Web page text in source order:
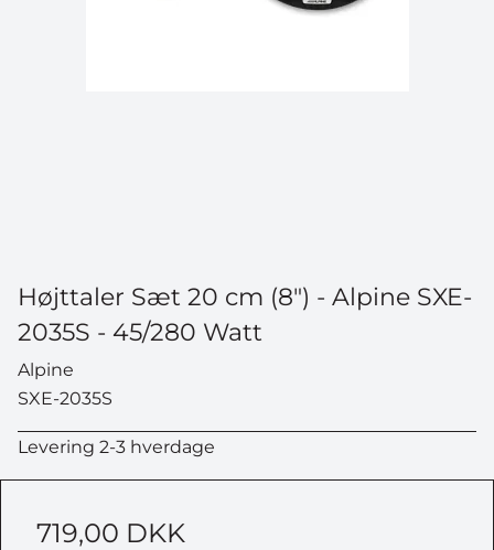
Højttaler Sæt 20 cm (8") - Alpine SXE-
2035S - 45/280 Watt
Alpine
SXE-2035S
Levering 2-3 hverdage
719,00 DKK